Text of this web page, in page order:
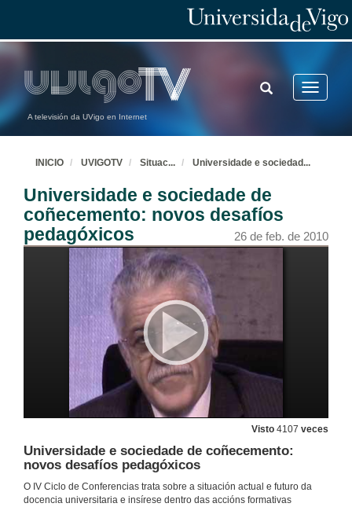
A televisión da UVigo en Internet
Toggle
TOGGLE
SEARCH
INICIO UVIGOTV Situac... Universidade e sociedad...
Universidade e sociedade de
coñecemento: novos desafíos
pedagóxicos
26 de feb. de 2010
Visto 4107 veces
Universidade e sociedade de coñecemento:
novos desafíos pedagóxicos
O IV Ciclo de Conferencias trata sobre a situación actual e futuro da
docencia universitaria e insírese dentro das accións formativas
Impacto dos cambios actuais na universidade na adaptación e éxito académico dos estudantes
20 de nov. de 2009
Presentación